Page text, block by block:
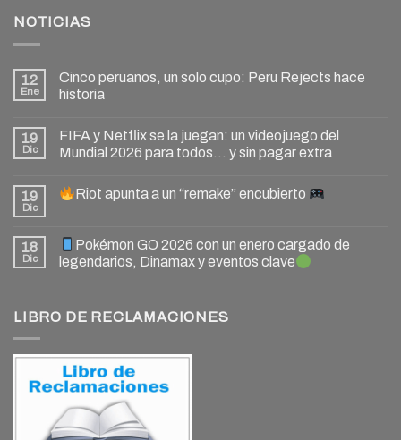
NOTICIAS
12
Ene
Cinco peruanos, un solo cupo: Peru Rejects hace
historia
19
Dic
FIFA y Netflix se la juegan: un videojuego del
Mundial 2026 para todos… y sin pagar extra
19
Dic
Riot apunta a un “remake” encubierto
18
Dic
Pokémon GO 2026 con un enero cargado de
legendarios, Dinamax y eventos clave
LIBRO DE RECLAMACIONES